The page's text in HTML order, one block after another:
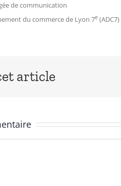
de communication
du commerce de Lyon 7e (ADC7)
article